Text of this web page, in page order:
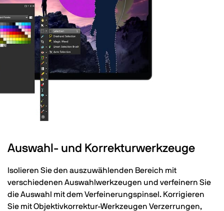
Auswahl- und Korrekturwerkzeuge
Isolieren Sie den auszuwählenden Bereich mit
verschiedenen Auswahlwerkzeugen und verfeinern Sie
die Auswahl mit dem Verfeinerungspinsel. Korrigieren
Sie mit Objektivkorrektur-Werkzeugen Verzerrungen,